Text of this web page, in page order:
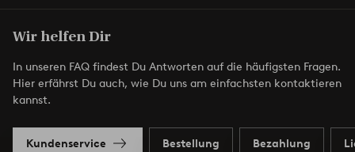
Wir helfen Dir
In unseren FAQ findest Du Antworten auf die häufigsten Fragen.
Hier erfährst Du auch, wie Du uns am einfachsten kontaktieren
kannst.
Kundenservice Bestellung Bezahlung